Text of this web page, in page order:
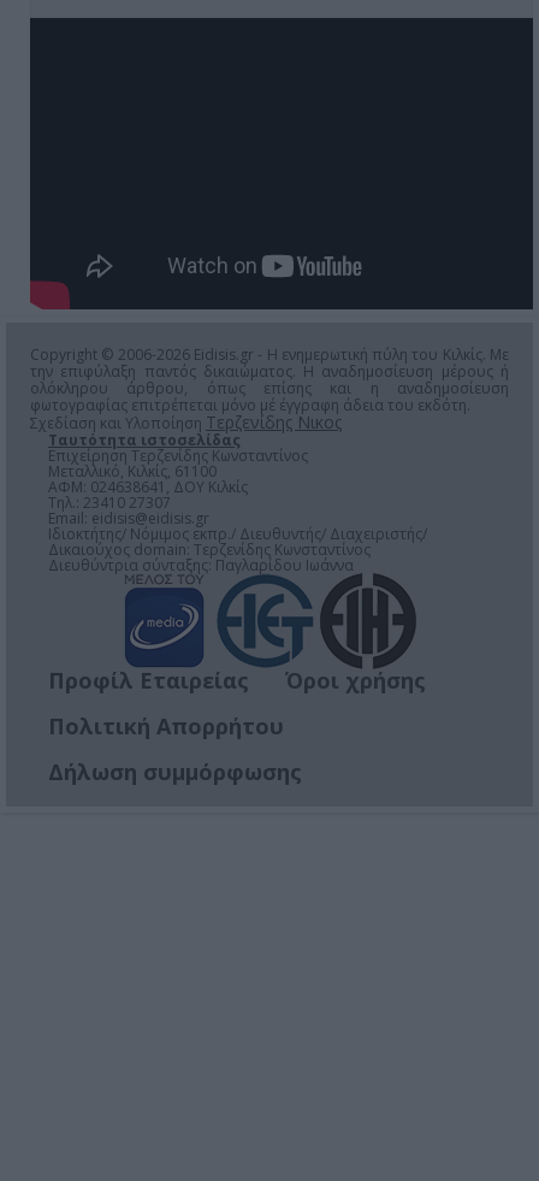
Copyright © 2006-2026 Eidisis.gr - Η ενημερωτική πύλη του Κιλκίς. Με
την επιφύλαξη παντός δικαιώματος. Η αναδημοσίευση μέρους ή
ολόκληρου άρθρου, όπως επίσης και η αναδημοσίευση
φωτογραφίας επιτρέπεται μόνο μέ έγγραφη άδεια του εκδότη.
Σχεδίαση και Υλοποίηση Τερζενίδης Νικος
Ταυτότητα ιστοσελίδας
Επιχείρηση Τερζενίδης Κωνσταντίνος
Μεταλλικό, Κιλκίς, 61100
ΑΦΜ: 024638641, ΔΟΥ Κιλκίς
Τηλ.: 23410 27307
Email: eidisis@eidisis.gr
Ιδιοκτήτης/ Νόμιμος εκπρ./ Διευθυντής/ Διαχειριστής/
Δικαιούχος domain: Τερζενίδης Κωνσταντίνος
Διευθύντρια σύνταξης: Παγλαρίδου Ιωάννα
Προφίλ Εταιρείας
Όροι χρήσης
Πολιτική Απορρήτου
Δήλωση συμμόρφωσης